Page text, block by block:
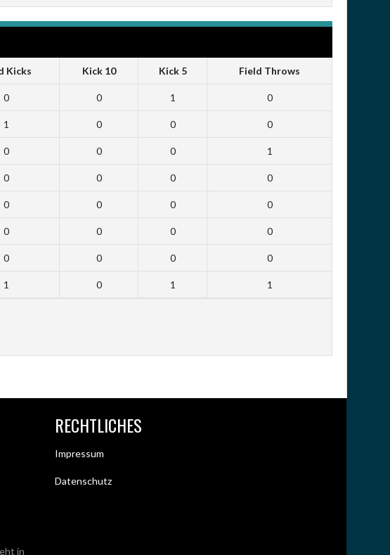
Kicks Kick 10 Kick 5 Field Throws
0 0 1 0
1 0 0 0
0 0 0 1
0 0 0 0
0 0 0 0
0 0 0 0
0 0 0 0
1 0 1 1
in
RECHTLICHES
Impressum
Datenschutz